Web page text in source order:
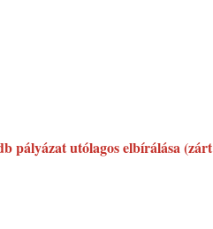
pályázat utólagos elbírálása